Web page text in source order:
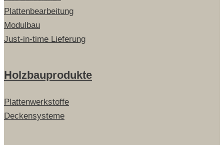
Plattenbearbeitung
Modulbau
Just-in-time Lieferung
Holzbauprodukte
Plattenwerkstoffe
Deckensysteme